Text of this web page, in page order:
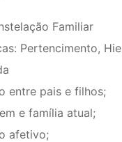
Familiar
Pertencimento,
entre pais e filhos;
e família atual;
afetivo;